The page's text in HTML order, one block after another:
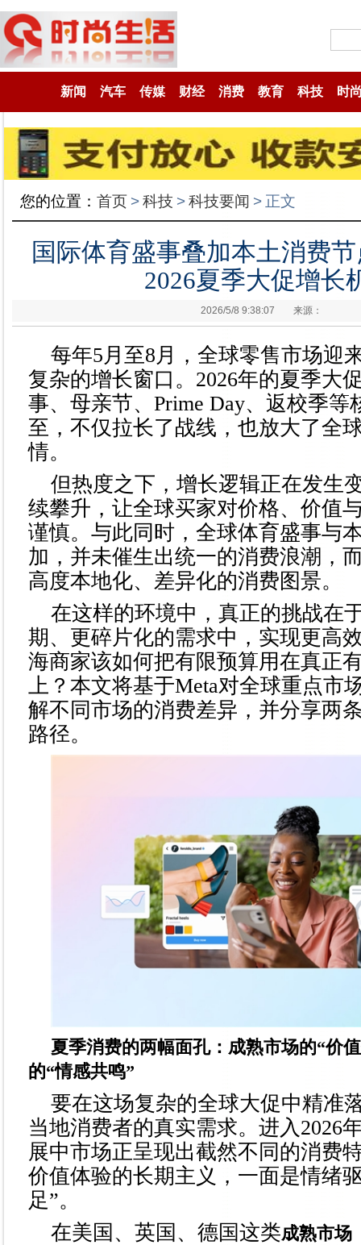
新闻 汽车 传媒 财经 消费 教育 科技 时
您的位置： 首页 >科技 >科技要闻 > 正文
国际体育盛事叠加本土消费
2026夏季大促增长
2026/5/8 9:38:07 来源：
每年5月至8月，全球零售市场迎
复杂的增长窗口。2026年的夏季大
事、母亲节、Prime Day、返校季等
至，不仅拉长了战线，也放大了全
情。
但热度之下，增长逻辑正在发生
续攀升，让全球买家对价格、价值
谨慎。与此同时，全球体育盛事与
加，并未催生出统一的消费浪潮，
高度本地化、差异化的消费图景。
在这样的环境中，真正的挑战在
期、更碎片化的需求中，实现更高
海商家该如何把有限预算用在真正
上？本文将基于Meta对全球重点市
解不同市场的消费差异，并分享两
路径。
夏季消费的两幅面孔：成熟市场的“价
的“情感共鸣”
要在这场复杂的全球大促中精准
当地消费者的真实需求。进入2026
展中市场正呈现出截然不同的消费
价值体验的长期主义，一面是情绪
足”。
在美国、英国、德国这类成熟市场